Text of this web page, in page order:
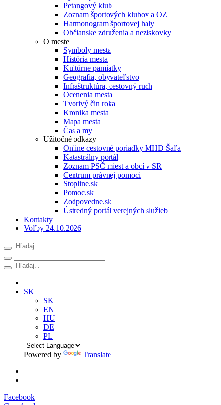
Petangový klub
Zoznam športových klubov a OZ
Harmonogram športovej haly
Občianske združenia a neziskovky
O meste
Symboly mesta
História mesta
Kultúrne pamiatky
Geografia, obyvateľstvo
Infraštruktúra, cestovný ruch
Ocenenia mesta
Tvorivý čin roka
Kronika mesta
Mapa mesta
Čas a my
Užitočné odkazy
Online cestovné poriadky MHD Šaľa
Katastrálny portál
Zoznam PSČ miest a obcí v SR
Centrum právnej pomoci
Stopline.sk
Pomoc.sk
Zodpovedne.sk
Ústredný portál verejných služieb
Kontakty
Voľby 24.10.2026
SK
SK
EN
HU
DE
PL
Powered by Translate
Facebook